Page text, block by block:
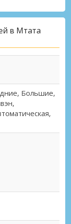
в Мтата
Большие,